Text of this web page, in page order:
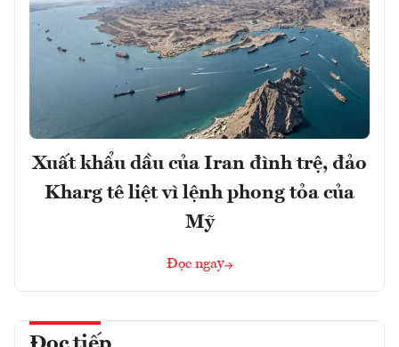
Xuất khẩu dầu của Iran đình trệ, đảo
Kharg tê liệt vì lệnh phong tỏa của
Mỹ
Đọc ngay